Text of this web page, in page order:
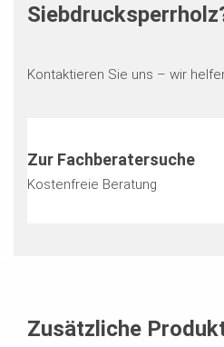
Kontaktieren Sie uns – wir
Zur Fachberatersuche
Kostenfreie Beratung
Zusätzliche